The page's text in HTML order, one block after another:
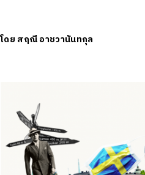
โดย สฤณี อาชวานันทกุล